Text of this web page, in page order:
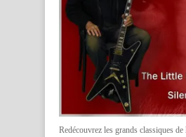
Redécouvrez les grands classiques